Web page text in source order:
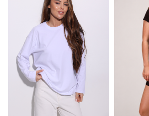
Склад тканини
Країна - виробник